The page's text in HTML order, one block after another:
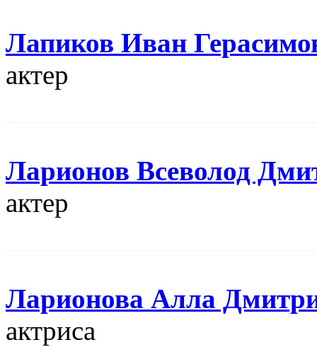
Лапиков Иван
актер
Ларионов Всеволод
актер
Ларионова Алла
актриса